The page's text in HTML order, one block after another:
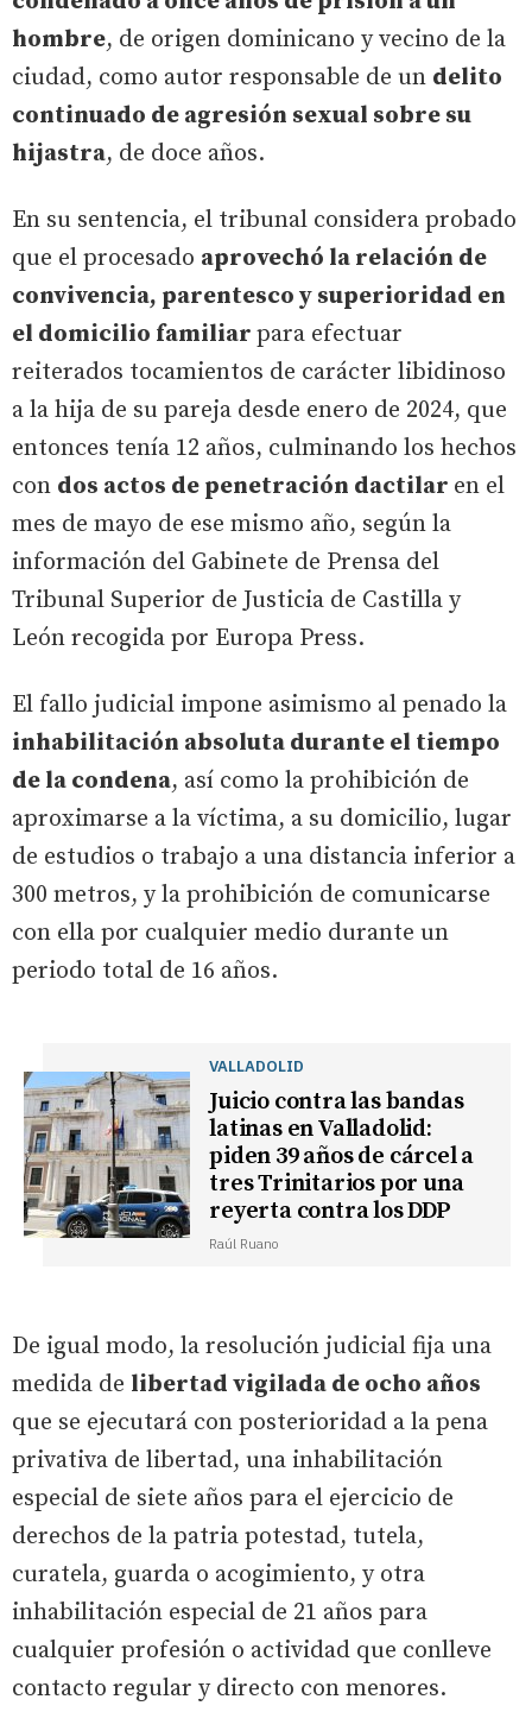
hombre, de origen dominicano y vecino de la
ciudad, como autor responsable de un delito
continuado de agresión sexual sobre su
hijastra, de doce años.
En su sentencia, el tribunal considera probado
que el procesado aprovechó la relación de
convivencia, parentesco y superioridad en
el domicilio familiar para efectuar
reiterados tocamientos de carácter libidinoso
a la hija de su pareja desde enero de 2024, que
entonces tenía 12 años, culminando los hechos
con dos actos de penetración dactilar en el
mes de mayo de ese mismo año, según la
información del Gabinete de Prensa del
Tribunal Superior de Justicia de Castilla y
León recogida por Europa Press.
El fallo judicial impone asimismo al penado la
inhabilitación absoluta durante el tiempo
de la condena, así como la prohibición de
aproximarse a la víctima, a su domicilio, lugar
de estudios o trabajo a una distancia inferior a
300 metros, y la prohibición de comunicarse
con ella por cualquier medio durante un
periodo total de 16 años.
VALLADOLID
Juicio contra las bandas
latinas en Valladolid:
piden 39 años de cárcel a
tres Trinitarios por una
reyerta contra los DDP
Raúl Ruano
De igual modo, la resolución judicial fija una
medida de libertad vigilada de ocho años
que se ejecutará con posterioridad a la pena
privativa de libertad, una inhabilitación
especial de siete años para el ejercicio de
derechos de la patria potestad, tutela,
curatela, guarda o acogimiento, y otra
inhabilitación especial de 21 años para
cualquier profesión o actividad que conlleve
contacto regular y directo con menores.